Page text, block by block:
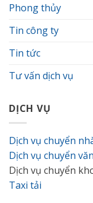
Phong thủy
Tin công ty
Tin tức
Tư vấn dịch vụ
DỊCH VỤ
Dịch vụ chuyển
Dịch vụ chuyển
Dịch vụ chuyển
Taxi tải